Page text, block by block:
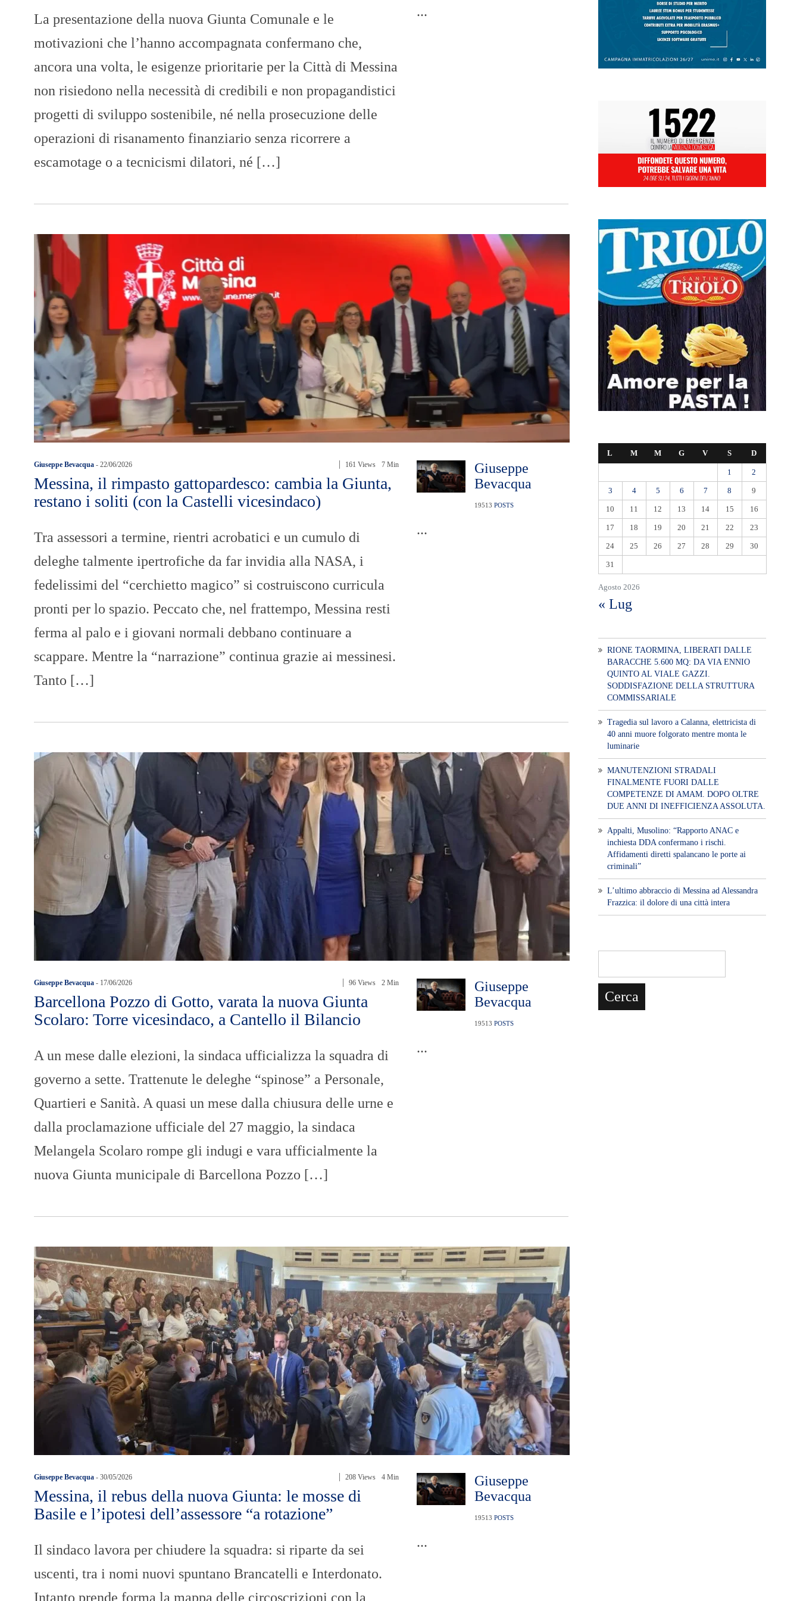
R
A
G
p
r
N
La presentazione della nuova Giunta Comunale e le
motivazioni che l’hanno accompagnata confermano che,
ancora una volta, le esigenze prioritarie per la Città di Messina
non risiedono nella necessità di credibili e non propagandistici
progetti di sviluppo sostenibile, né nella prosecuzione delle
operazioni di risanamento finanziario senza ricorrere a
escamotage o a tecnicismi dilatori, né […]
...
Giuseppe Bevacqua - 22/06/2026 161 Views 7 Min
Messina, il rimpasto gattopardesco: cambia la Giunta,
restano i soliti (con la Castelli vicesindaco)
Tra assessori a termine, rientri acrobatici e un cumulo di
deleghe talmente ipertrofiche da far invidia alla NASA, i
fedelissimi del “cerchietto magico” si costruiscono curricula
pronti per lo spazio. Peccato che, nel frattempo, Messina resti
ferma al palo e i giovani normali debbano continuare a
scappare. Mentre la “narrazione” continua grazie ai messinesi.
Tanto […]
Giuseppe
Bevacqua
19513 POSTS
...
Giuseppe Bevacqua - 17/06/2026 96 Views 2 Min
Barcellona Pozzo di Gotto, varata la nuova Giunta
Scolaro: Torre vicesindaco, a Cantello il Bilancio
A un mese dalle elezioni, la sindaca ufficializza la squadra di
governo a sette. Trattenute le deleghe “spinose” a Personale,
Quartieri e Sanità. A quasi un mese dalla chiusura delle urne e
dalla proclamazione ufficiale del 27 maggio, la sindaca
Melangela Scolaro rompe gli indugi e vara ufficialmente la
nuova Giunta municipale di Barcellona Pozzo […]
Giuseppe
Bevacqua
19513 POSTS
...
Giuseppe Bevacqua - 30/05/2026 208 Views 4 Min
Messina, il rebus della nuova Giunta: le mosse di
Basile e l’ipotesi dell’assessore “a rotazione”
Il sindaco lavora per chiudere la squadra: si riparte da sei
uscenti, tra i nomi nuovi spuntano Brancatelli e Interdonato.
Intanto prende forma la mappa delle circoscrizioni con la
Giuseppe
Bevacqua
19513 POSTS
...
Agosto 2026
L M M G V S D
1 2
3 4 5 6 7 8 9
10 11 12 13 14 15 16
17 18 19 20 21 22 23
24 25 26 27 28 29 30
31
« Lug
RIONE TAORMINA, LIBERATI DALLE
BARACCHE 5.600 MQ: DA VIA ENNIO
QUINTO AL VIALE GAZZI.
SODDISFAZIONE DELLA STRUTTURA
COMMISSARIALE
Tragedia sul lavoro a Calanna, elettricista di
40 anni muore folgorato mentre monta le
luminarie
MANUTENZIONI STRADALI
FINALMENTE FUORI DALLE
COMPETENZE DI AMAM. DOPO OLTRE
DUE ANNI DI INEFFICIENZA ASSOLUTA.
​Appalti, Musolino: “Rapporto ANAC e
inchiesta DDA confermano i rischi.
Affidamenti diretti spalancano le porte ai
criminali”
L’ultimo abbraccio di Messina ad Alessandra
Frazzica: il dolore di una città intera